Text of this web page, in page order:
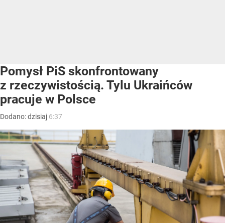
Pomysł PiS skonfrontowany
z rzeczywistością. Tylu Ukraińców
pracuje w Polsce
Dodano:dzisiaj 6:37